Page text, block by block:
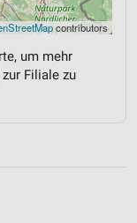
contributors
um mehr
Filiale zu